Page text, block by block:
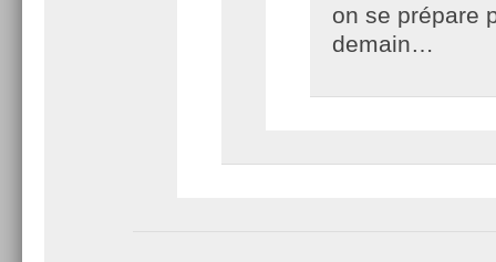
on se prépare
demain…